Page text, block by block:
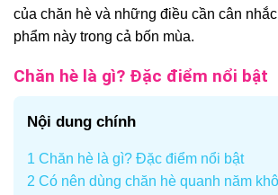
của chăn hè và những điều cần cân
phẩm này trong cả bốn mùa.
Chăn hè là gì? Đặc điểm nổi bật
Nội dung chính
1 Chăn hè là gì? Đặc điểm nổi bật
2 Có nên dùng chăn hè quanh năm